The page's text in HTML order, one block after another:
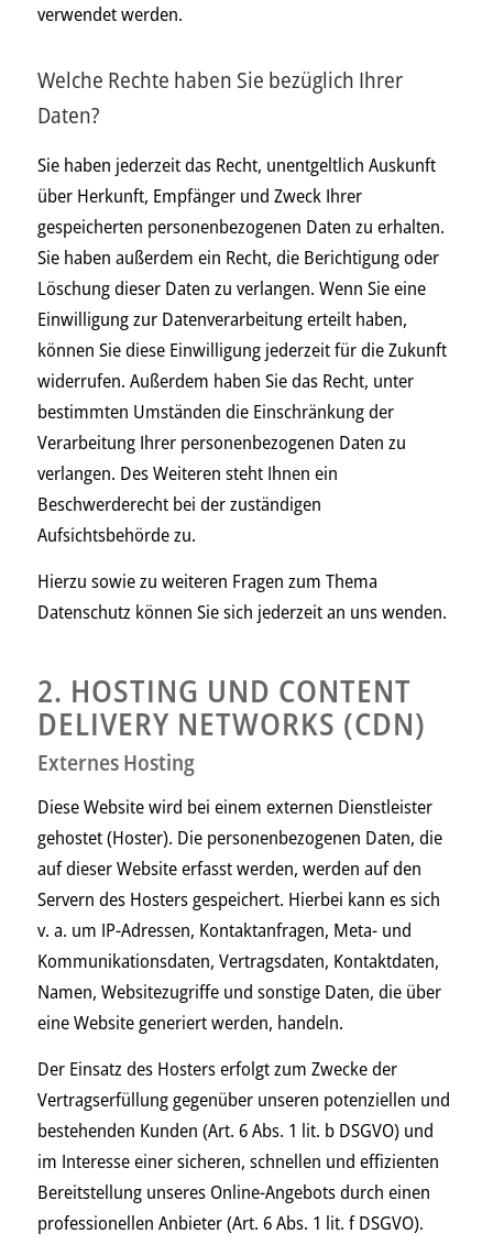
verwendet werden.
Welche Rechte haben Sie bezüglich Ihrer
Daten?
Sie haben jederzeit das Recht, unentgeltlich Auskunft
über Herkunft, Empfänger und Zweck Ihrer
gespeicherten personenbezogenen Daten zu erhalten.
Sie haben außerdem ein Recht, die Berichtigung oder
Löschung dieser Daten zu verlangen. Wenn Sie eine
Einwilligung zur Datenverarbeitung erteilt haben,
können Sie diese Einwilligung jederzeit für die Zukunft
widerrufen. Außerdem haben Sie das Recht, unter
bestimmten Umständen die Einschränkung der
Verarbeitung Ihrer personenbezogenen Daten zu
verlangen. Des Weiteren steht Ihnen ein
Beschwerderecht bei der zuständigen
Aufsichtsbehörde zu.
Hierzu sowie zu weiteren Fragen zum Thema
Datenschutz können Sie sich jederzeit an uns wenden.
2. HOSTING UND CONTENT
DELIVERY NETWORKS (CDN)
Externes Hosting
Diese Website wird bei einem externen Dienstleister
gehostet (Hoster). Die personenbezogenen Daten, die
auf dieser Website erfasst werden, werden auf den
Servern des Hosters gespeichert. Hierbei kann es sich
v. a. um IP-Adressen, Kontaktanfragen, Meta- und
Kommunikationsdaten, Vertragsdaten, Kontaktdaten,
Namen, Websitezugriffe und sonstige Daten, die über
eine Website generiert werden, handeln.
Der Einsatz des Hosters erfolgt zum Zwecke der
Vertragserfüllung gegenüber unseren potenziellen und
bestehenden Kunden (Art. 6 Abs. 1 lit. b DSGVO) und
im Interesse einer sicheren, schnellen und effizienten
Bereitstellung unseres Online-Angebots durch einen
professionellen Anbieter (Art. 6 Abs. 1 lit. f DSGVO).